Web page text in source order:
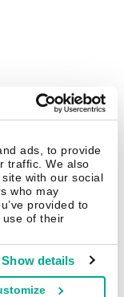
ads, to provide
traffic. We also
with our social
who may
provided to
use of their
Show details
sulla privacy
Comunicati stampa